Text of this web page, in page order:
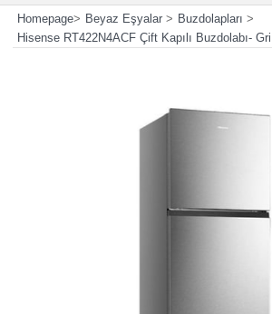
Homepage> Beyaz Eşyalar> Buzdolapları >
Hisense RT422N4ACF Çift Kapılı Buzdolabı- Gri